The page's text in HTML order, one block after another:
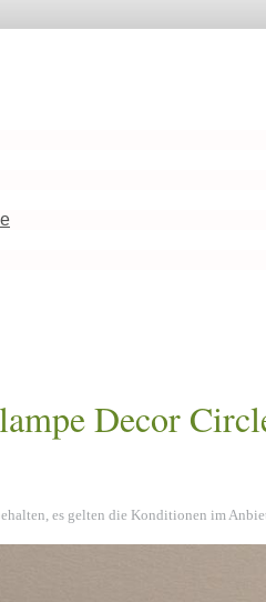
Decor
es gelten die Konditionen im